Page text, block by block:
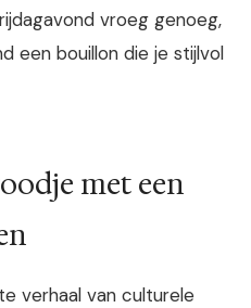
vroeg genoeg,
een bouillon die je stijlvol
met een
verhaal van culturele